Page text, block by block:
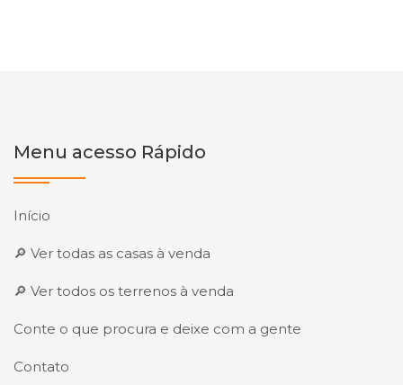
Menu acesso Rápido
Início
🔎 Ver todas as casas à venda
🔎 Ver todos os terrenos à venda
Conte o que procura e deixe com a gente
Contato